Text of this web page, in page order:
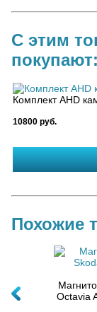
С этим
покупают:
Комплект AHD
10800 руб.
Похожие
TS20
Gb
Octavia